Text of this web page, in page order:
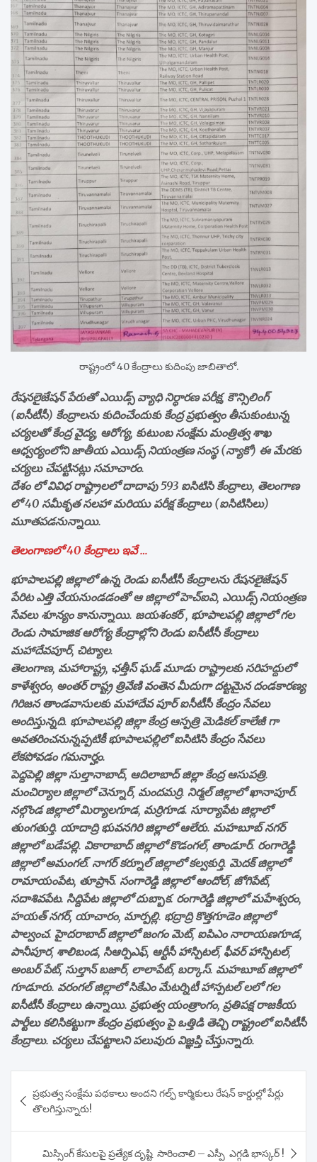
రాష్ట్రంలో 40 కేంద్రాలు కుదింపు జాబితాలో.
రేషనలైజేషన్ పేరుతో ఎయిడ్స్ వ్యాధి నిర్ధారణ పరీక్ష, కౌన్సిలింగ్
(ఐసీటీసీ) కేంద్రాలను కుదించేందుకు కేంద్ర ప్రభుత్వం తీసుకుంటున్న
చర్యలతో కేంద్ర వైద్య, ఆరోగ్య, కుటుంబ సంక్షేమ మంత్రిత్వ శాఖ
ఆధ్వర్యంలోని జాతీయ ఎయిడ్స్ నియంత్రణ సంస్థ (న్యాకో) ఈ మేరకు
చర్యలు చేపట్టినట్లు సమాచారం.
దేశం లో వివిధ రాష్ట్రాలలో దాదాపు 593 ఐసిటిసి కేంద్రాలు, తెలంగాణ
లో 40 సమీకృత సలహా మరియు పరీక్ష కేంద్రాలు (ఐసిటిసిలు)
మూతపడనున్నాయి.
తెలంగాణలో 40 కేంద్రాలు ఇవే …
భూపాలపల్లి జిల్లాలో ఉన్న రెండు ఐసీటీసీ కేంద్రాలను రేషనలైజేషన్
పేరిట ఎత్తి వేయనుండడంతో ఆ జిల్లాలో హెచ్ఐవి, ఎయిడ్స్ నియంత్రణ
సేవలు శూన్యం కానున్నాయి. జయశంకర్ , భూపాలపల్లి జిల్లాలో గల
రెండు సామాజిక ఆరోగ్య కేంద్రాల్లోని రెండు ఐసీటీసీ కేంద్రాలు
మహాదేవపూర్, చిట్యాల.
తెలంగాణ, మహారాష్ట్ర, ఛత్తీస్ ఘడ్ మూడు రాష్ట్రాలకు సరిహద్దులో
కాళేశ్వరం, అంతర్ రాష్ట్ర త్రివేణి వంతెన మీదుగా దట్టమైన దండకారణ్య
గిరిజన తాండవాసులకు మహాదేవ పూర్ ఐసీటీసీ కేంద్రం సేవలు
అందిస్తున్నది. భూపాలపల్లి జిల్లా కేంద్ర ఆస్పత్రి మెడికల్ కాలేజీ గా
అవతరించనున్నప్పటికీ భూపాలపల్లిలో ఐసిటిసి కేంద్రం సేవలు
లేకపోవడం గమనార్హం.
పెద్దపెల్లి జిల్లా సుల్తానాబాద్, ఆదిలాబాద్ జిల్లా కేంద్ర ఆసుపత్రి.
మంచిర్యాల జిల్లాలో చెన్నూర్, మందమర్రి. నిర్మల్ జిల్లాలో ఖానాపూర్.
నల్గొండ జిల్లాలో మిర్యాలగూడ, మర్రిగూడ. సూర్యాపేట జిల్లాలో
తుంగతుర్తి. యాదాద్రి భువనగిరి జిల్లాలో ఆలేరు. మహబూబ్ నగర్
జిల్లాలో బడేపల్లి. వికారాబాద్ జిల్లాలో కొడంగల్, తాండూర్. రంగారెడ్డి
జిల్లాలో అమంగల్. నాగర్ కర్నూల్ జిల్లాలో కల్వకుర్తి. మెదక్ జిల్లాలో
రామాయంపేట, తూప్రాన్. సంగారెడ్డి జిల్లాలో ఆందోల్, జోగిపేట్,
సదాశివపేట. సిద్దిపేట జిల్లాలో దుబ్బాక. రంగారెడ్డి జిల్లాలో మహేశ్వరం,
హయత్ నగర్, యాచారం, మార్పల్లి. భద్రాద్రి కొత్తగూడెం జిల్లాలో
పాల్వంచ. హైదరాబాద్ జిల్లాలో జంగం మెట్, ఐపిఎం నారాయణగూడ,
పానీపూర, శాలిబండ, సిఆర్పిఎఫ్, ఆర్టీసీ హాస్పిటల్, ఫీవర్ హాస్పిటల్,
అంబర్ పేట్, సుల్తాన్ బజార్, లాలాపేట్, బర్కాస్. మహబూబ్ జిల్లాలో
గూడూరు. వరంగల్ జిల్లాలో సికేఎం మేటర్నిటీ హాస్పటల్ లలో గల
ఐసీటీసీ కేంద్రాలు ఉన్నాయి. ప్రభుత్వ యంత్రాంగం, ప్రతిపక్ష రాజకీయ
పార్టీలు కలిసికట్టుగా కేంద్రం ప్రభుత్వం పై ఒత్తిడి తెచ్చి రాష్ట్రంలో ఐసిటీసీ
కేంద్రాలు. చర్యలు చేపట్టాలని పలువురు విజ్ఞప్తి చేస్తున్నారు.
navigation
ప్రభుత్వ సంక్షేమ పథకాలు అందని గల్ఫ్ కార్మికులు రేషన్ కార్డుల్లో పేర్లు
తొలగిస్తున్నారు!
మిస్సింగ్ కేసులపై ప్రత్యేక దృష్టి సారించాలి – ఎస్పీ ఎగ్గడి భాస్కర్ !